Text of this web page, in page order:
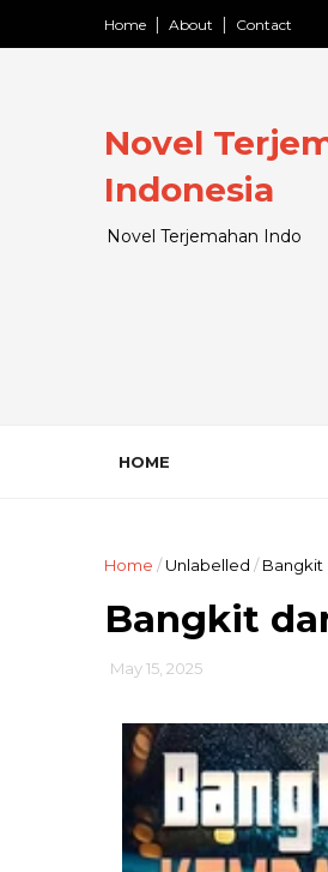
Home About Contact
Novel
Indonesia
Novel Terjemahan Indo
HOME
Home /Unlabelled / Bangkit
Bangkit
May 15, 2025